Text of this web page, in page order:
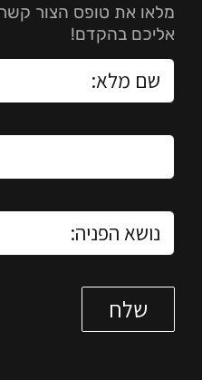
מלאו את טופס הצור קשר
אליכם בהקדם!